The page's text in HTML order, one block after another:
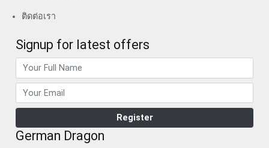
ติดต่อเรา
Signup for latest offers
German Dragon